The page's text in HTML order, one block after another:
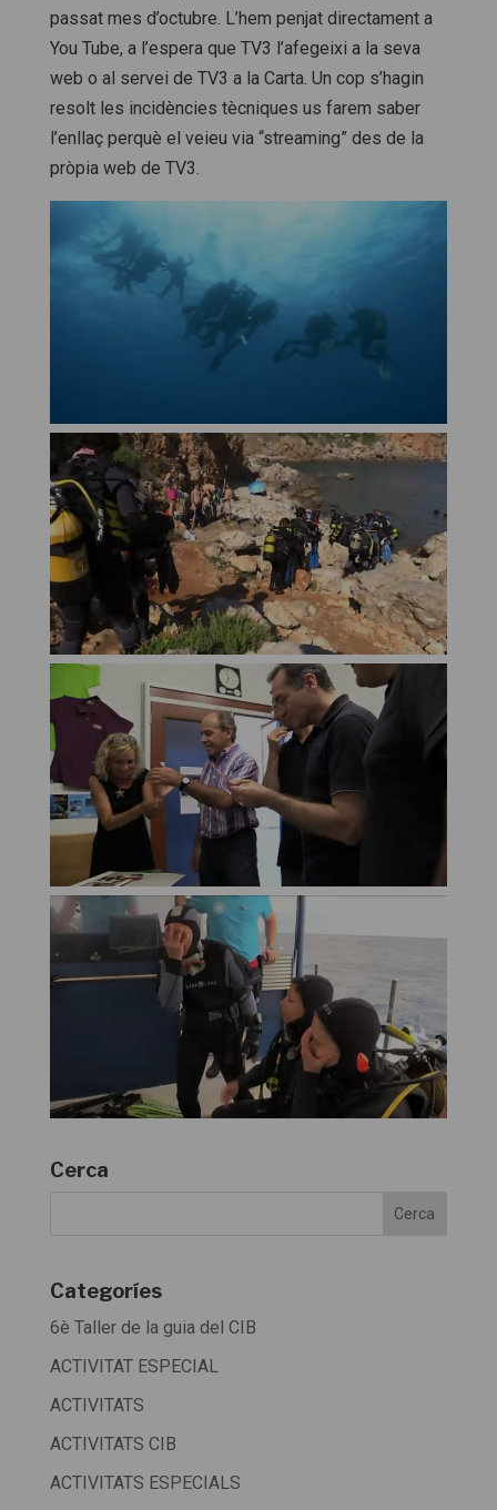
passat mes d’octubre. L’hem penjat directament a
You Tube, a l’espera que TV3 l’afegeixi a la seva
web o al servei de TV3 a la Carta. Un cop s’hagin
resolt les incidències tècniques us farem saber
l’enllaç perquè el veieu via “streaming” des de la
pròpia web de TV3.
Cerca
Categoríes
6è Taller de la guia del CIB
ACTIVITAT ESPECIAL
ACTIVITATS
ACTIVITATS CIB
ACTIVITATS ESPECIALS